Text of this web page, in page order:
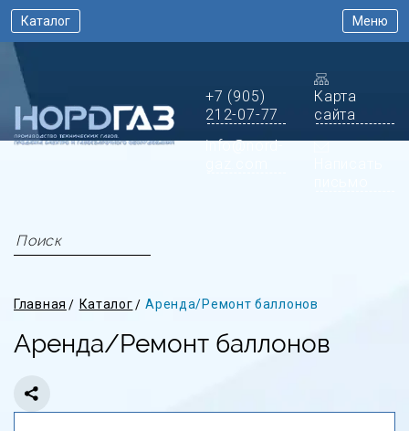
+7 (905)
212-07-77
info@nord-
Карта
сайта
Каталог Меню
Главная Каталог Аренда/Ремонт баллонов
Аренда/Ремонт баллонов